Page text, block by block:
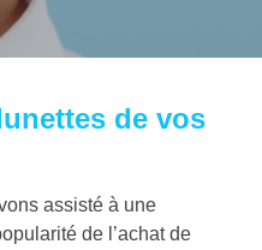
de vos
assisté à une
de l’achat de